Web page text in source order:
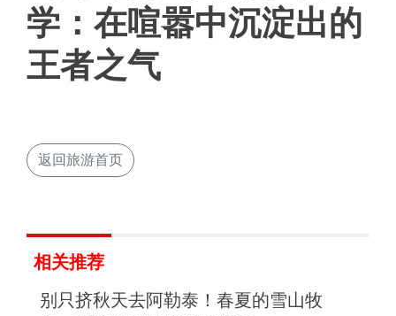
学：在喧嚣中沉淀出的
王者之气
返回旅游首页
相关推荐
别只挤秋天去阿勒泰！春夏的雪山牧